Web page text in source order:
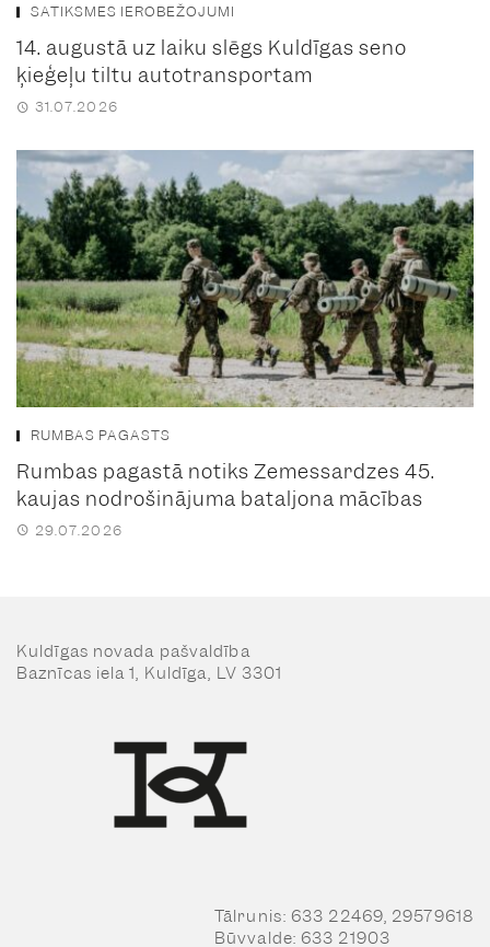
SATIKSMES IEROBEŽOJUMI
14. augustā uz laiku slēgs Kuldīgas seno
ķieģeļu tiltu autotransportam
31.07.2026
RUMBAS PAGASTS
Rumbas pagastā notiks Zemessardzes 45.
kaujas nodrošinājuma bataljona mācības
29.07.2026
Kuldīgas novada pašvaldība
Baznīcas iela 1, Kuldīga, LV 3301
Tālrunis: 633 22469, 29579618
Būvvalde: 633 21903